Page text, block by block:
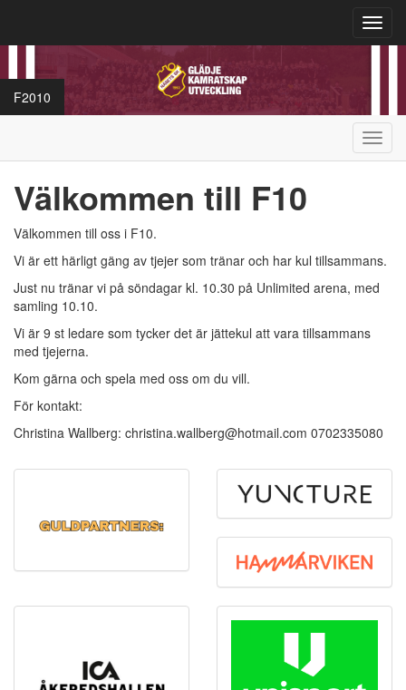
F2010
Välkommen till F10
Välkommen till oss i F10.
Vi är ett härligt gäng av tjejer som tränar och har kul tillsammans.
Just nu tränar vi på söndagar kl. 10.30 på Unlimited arena, med
samling 10.10.
Vi är 9 st ledare som tycker det är jättekul att vara tillsammans
med tjejerna.
Kom gärna och spela med oss om du vill.
För kontakt:
Christina Wallberg: christina.wallberg@hotmail.com 0702335080